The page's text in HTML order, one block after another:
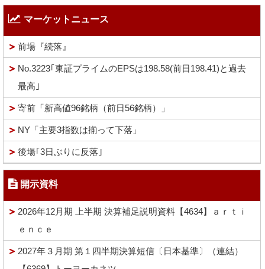
マーケットニュース
前場『続落』
No.3223｢東証プライムのEPSは198.58(前日198.41)と過去
最高｣
寄前「新高値96銘柄（前日56銘柄）」
NY「主要3指数は揃って下落」
後場｢3日ぶりに反落｣
開示資料
2026年12月期 上半期 決算補足説明資料【4634】ａｒｔｉ
ｅｎｃｅ
2027年３月期 第１四半期決算短信〔日本基準〕（連結）